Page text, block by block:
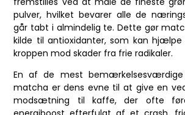
pulver, hvilket bevarer alle de
går tabt i almindelig te. Dette gør
kilde til antioxidanter, som kan
kroppen mod skader fra frie radikaler.
En af de mest bemærkelsesværdige
matcha er dens evne til at give en
modsætning til kaffe, der ofte